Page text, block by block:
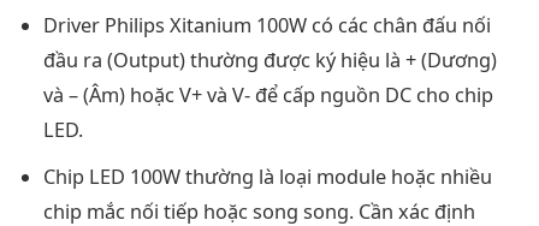
Driver Philips Xitanium 100W có các chân đấu nối
đầu ra (Output) thường được ký hiệu là + (Dương)
và – (Âm) hoặc V+ và V- để cấp nguồn DC cho chip
LED.
Chip LED 100W thường là loại module hoặc nhiều
chip mắc nối tiếp hoặc song song. Cần xác định